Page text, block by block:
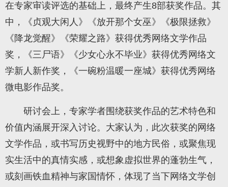
在专家审读评选的基础上，最终产生8部获奖作品。其
中，《贞观大闲人》《放开那个女巫》《极限拯救》
《降龙觉醒》《荣耀之路》获得优秀网络文学作品
奖，《三尸语》《少女心永不毕业》获得优秀网络文
学新人新作奖，《一碗粉温暖一座城》获得优秀网络
微电影作品奖。
研讨会上，专家学者围绕获奖作品的艺术特色和
价值内涵展开深入讨论。大家认为，此次获奖的网络
文学作品，或书写历史视野中的地方民俗，或聚焦现
实生活中的真情实感，或想象虚拟世界的蓬勃生气，
或刻画铁血精神与家国情怀，体现了当下网络文学创